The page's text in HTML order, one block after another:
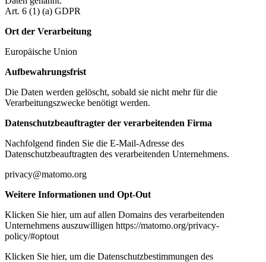
Art. 6 (1) (a) GDPR
Ort der Verarbeitung
Europäische Union
Aufbewahrungsfrist
Die Daten werden gelöscht, sobald sie nicht mehr für die
Verarbeitungszwecke benötigt werden.
Datenschutzbeauftragter der verarbeitenden Firma
Nachfolgend finden Sie die E-Mail-Adresse des
Datenschutzbeauftragten des verarbeitenden Unternehmens.
privacy@matomo.org
Weitere Informationen und Opt-Out
Klicken Sie hier, um auf allen Domains des verarbeitenden
Unternehmens auszuwilligen https://matomo.org/privacy-
policy/#optout
Klicken Sie hier, um die Datenschutzbestimmungen des